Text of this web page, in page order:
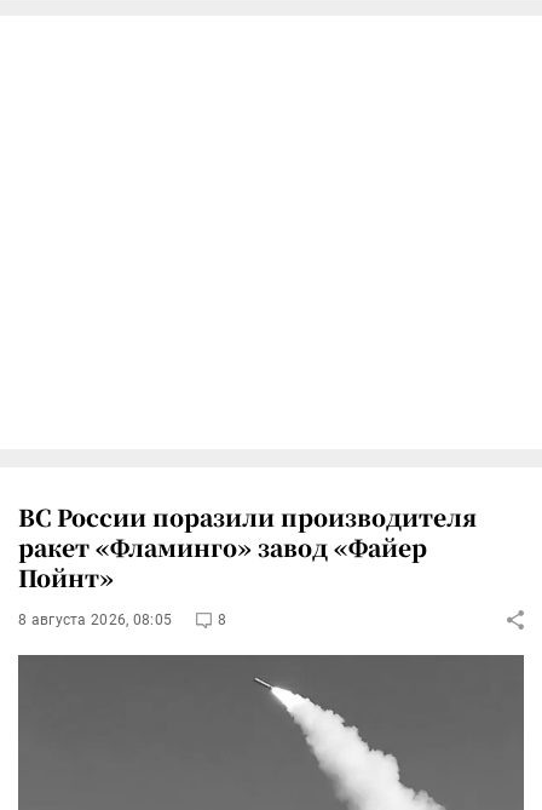
ВС России поразили производителя
ракет «Фламинго» завод «Файер
Пойнт»
8 августа 2026, 08:05 8